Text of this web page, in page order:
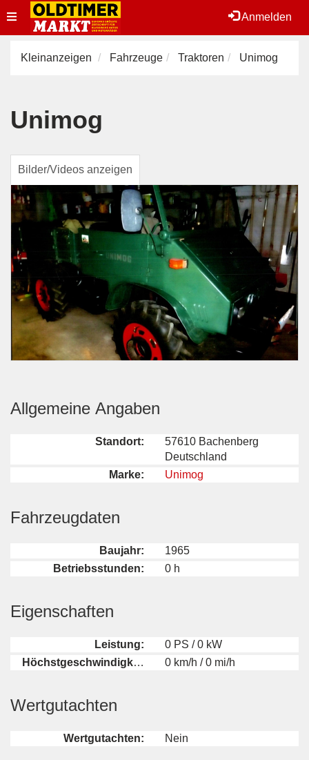
Anmelden
Toggle
navigation
Kleinanzeigen Fahrzeuge Traktoren Unimog
Unimog
Bilder/Videos anzeigen
Allgemeine Angaben
Standort:
57610 Bachenberg
Deutschland
Marke:
Unimog
Fahrzeugdaten
Baujahr:
1965
Betriebsstunden:
0 h
Eigenschaften
Leistung:
0 PS / 0 kW
Höchstgeschwindigkeit:
0 km/h / 0 mi/h
Wertgutachten
Wertgutachten: Nein